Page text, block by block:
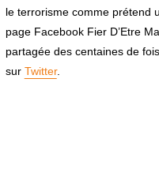
le terrorisme comme prétend
page Facebook Fier D’Etre
partagée des centaines de
sur Twitter.